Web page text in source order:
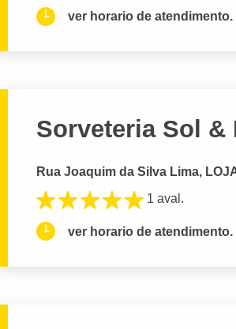
ver horario de atendimento.
Sorveteria Sol &
Rua Joaquim da Silva Lima,
1 aval.
ver horario de atendimento.